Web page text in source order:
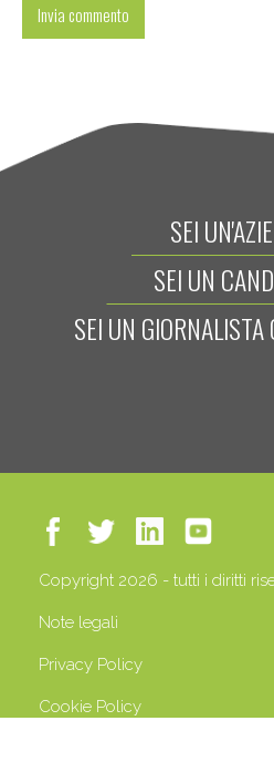
SEI
SEI UN
SEI UN
Copyright 2026 - tutti i diritti
Note legali
Privacy Policy
Cookie Policy